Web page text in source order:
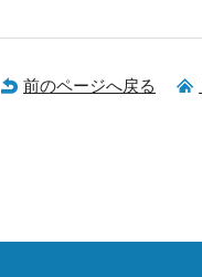
前のページへ戻る